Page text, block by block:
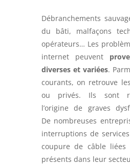
Débranchements
du bâti, malfaçons
opérateurs… Les
internet peuvent
diverses et variées.
courants, on retrouve
ou privés. Ils sont
l’origine de graves
De nombreuses
interruptions de
coupure de câble liées
présents dans leur